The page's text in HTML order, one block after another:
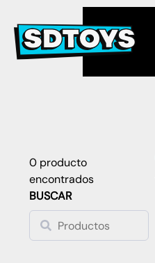
0 producto
encontrados
BUSCAR